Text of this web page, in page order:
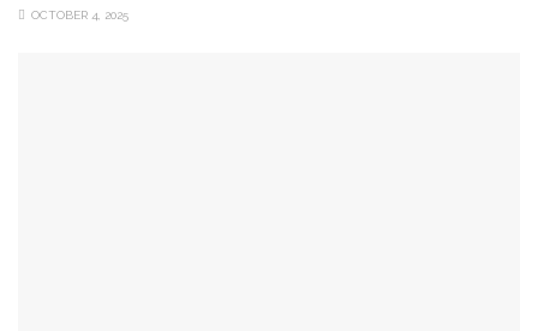
OCTOBER 4, 2025